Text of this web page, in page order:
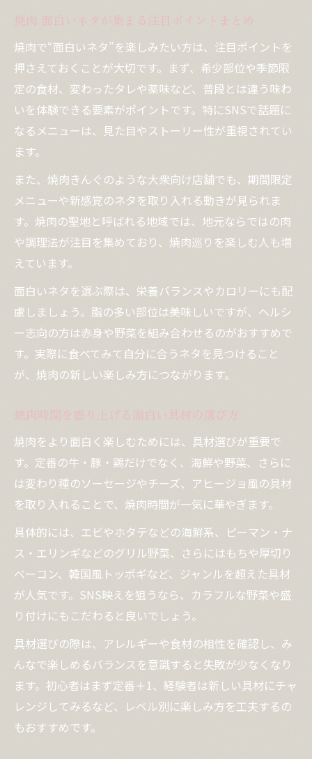
焼肉 面白いネタが集まる注目ポイントまとめ
焼肉で“面白いネタ”を楽しみたい方は、注目ポイントを
押さえておくことが大切です。まず、希少部位や季節限
定の食材、変わったタレや薬味など、普段とは違う味わ
いを体験できる要素がポイントです。特にSNSで話題に
なるメニューは、見た目やストーリー性が重視されてい
ます。
また、焼肉きんぐのような大衆向け店舗でも、期間限定
メニューや新感覚のネタを取り入れる動きが見られま
す。焼肉の聖地と呼ばれる地域では、地元ならではの肉
や調理法が注目を集めており、焼肉巡りを楽しむ人も増
えています。
面白いネタを選ぶ際は、栄養バランスやカロリーにも配
慮しましょう。脂の多い部位は美味しいですが、ヘルシ
ー志向の方は赤身や野菜を組み合わせるのがおすすめで
す。実際に食べてみて自分に合うネタを見つけること
が、焼肉の新しい楽しみ方につながります。
焼肉時間を盛り上げる面白い具材の選び方
焼肉をより面白く楽しむためには、具材選びが重要で
す。定番の牛・豚・鶏だけでなく、海鮮や野菜、さらに
は変わり種のソーセージやチーズ、アヒージョ風の具材
を取り入れることで、焼肉時間が一気に華やぎます。
具体的には、エビやホタテなどの海鮮系、ピーマン・ナ
ス・エリンギなどのグリル野菜、さらにはもちや厚切り
ベーコン、韓国風トッポギなど、ジャンルを超えた具材
が人気です。SNS映えを狙うなら、カラフルな野菜や盛
り付けにもこだわると良いでしょう。
具材選びの際は、アレルギーや食材の相性を確認し、み
んなで楽しめるバランスを意識すると失敗が少なくなり
ます。初心者はまず定番＋1、経験者は新しい具材にチャ
レンジしてみるなど、レベル別に楽しみ方を工夫するの
もおすすめです。